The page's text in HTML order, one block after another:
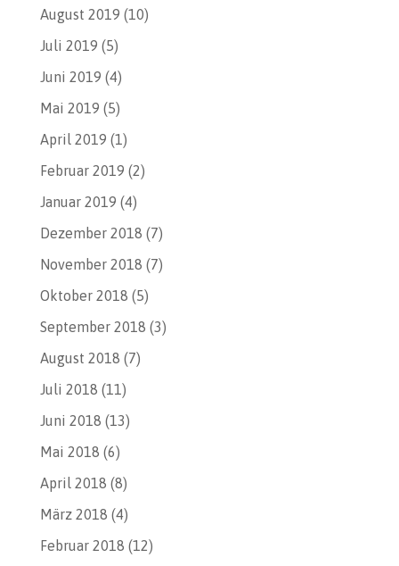
August 2019 (10)
Juli 2019 (5)
Juni 2019 (4)
Mai 2019 (5)
April 2019 (1)
Februar 2019 (2)
Januar 2019 (4)
Dezember 2018 (7)
November 2018 (7)
Oktober 2018 (5)
September 2018 (3)
August 2018 (7)
Juli 2018 (11)
Juni 2018 (13)
Mai 2018 (6)
April 2018 (8)
März 2018 (4)
Februar 2018 (12)